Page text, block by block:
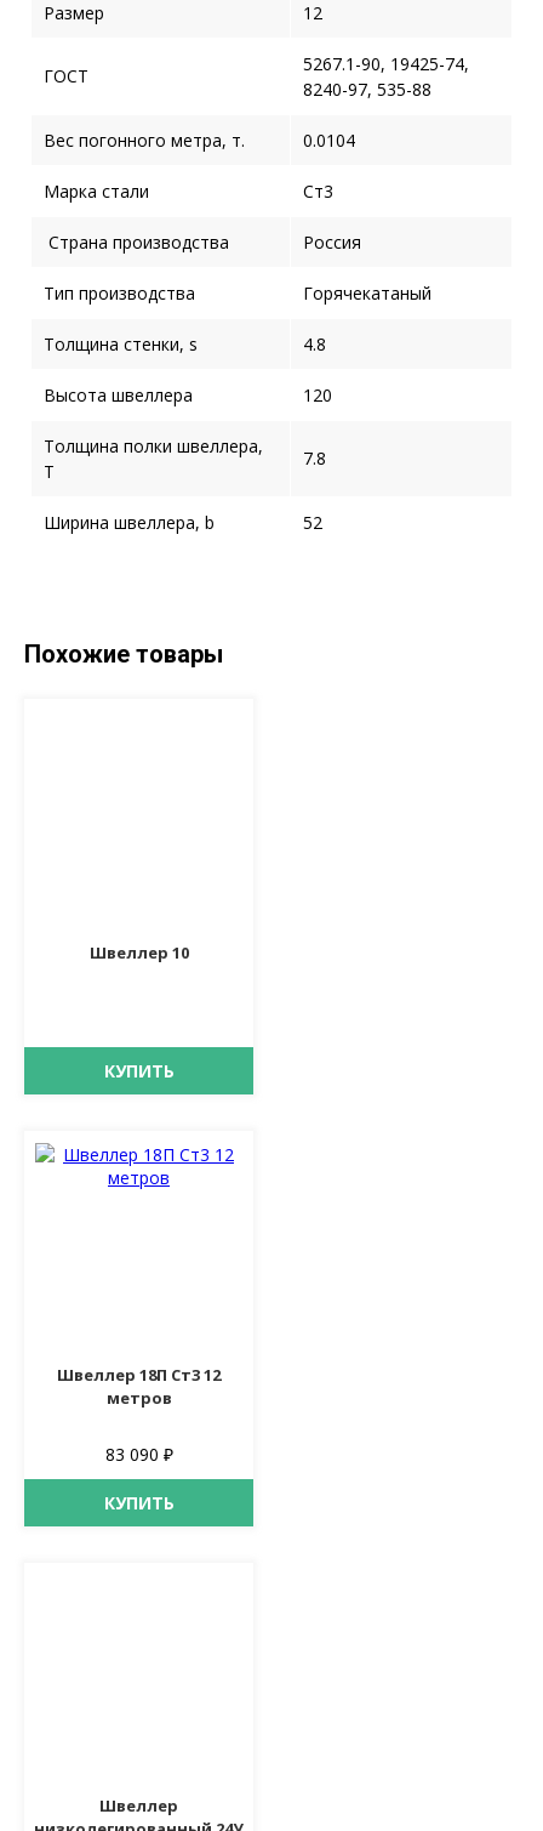
Размер 12
ГОСТ
5267.1-90, 19425-74,
8240-97, 535-88
Вес погонного метра, т. 0.0104
Марка стали Ст3
Страна производства Россия
Тип производства Горячекатаный
Толщина стенки, s 4.8
Высота швеллера 120
Толщина полки швеллера,
T
7.8
Ширина швеллера, b 52
Похожие товары
Швеллер 10
КУПИТЬ
Швеллер 18П Ст3 12
метров
83 090 ₽
КУПИТЬ
Швеллер